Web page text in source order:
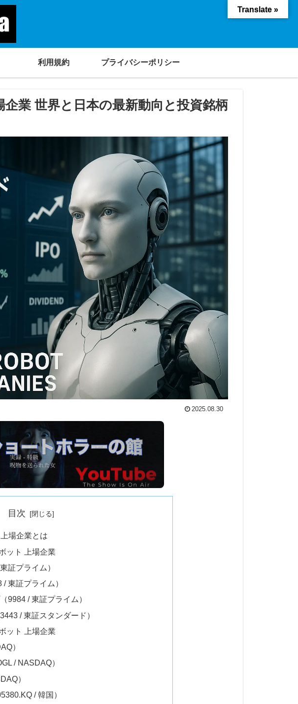
利用規約 プライバシーポリシー
業 世界と日本の最新動向と投資銘柄
2025.08.30
目次
場企業とは
ット 上場企業
証プライム）
東証プライム）
9984 / 東証プライム）
/ 東証スタンダード）
ット 上場企業
）
/ NASDAQ）
）
/ 韓国）
Translate »